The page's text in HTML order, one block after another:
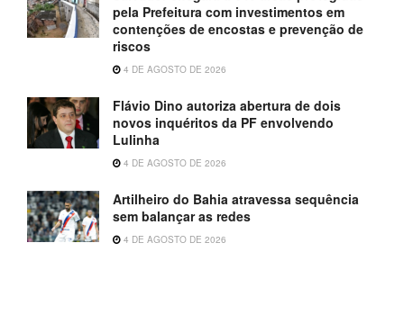
pela Prefeitura com investimentos em
contenções de encostas e prevenção de
riscos
4 DE AGOSTO DE 2026
Flávio Dino autoriza abertura de dois
novos inquéritos da PF envolvendo
Lulinha
4 DE AGOSTO DE 2026
Artilheiro do Bahia atravessa sequência
sem balançar as redes
4 DE AGOSTO DE 2026